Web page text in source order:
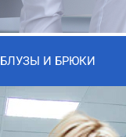
БЛУЗЫ И БРЮКИ